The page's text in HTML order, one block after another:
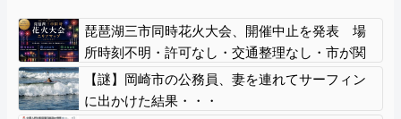
琵琶湖三市同時花火大会、開催中止を発表 場
所時刻不明・許可なし・交通整理なし・市が関
与否定
【謎】岡崎市の公務員、妻を連れてサーフィン
に出かけた結果・・・